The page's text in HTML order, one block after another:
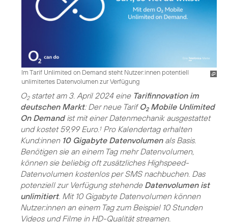
Im Tarif Unlimited on Demand steht Nutzer:innen potentiell
unlimitertes Datenvolumen zur Verfügung
O2startet am 3. April 2024 eine Tarifinnovation im
deutschen Markt: Der neue Tarif O2Mobile Unlimited
On Demandist mit einer Datenmechanik ausgestattet
und kostet 59,99 Euro. 1Pro Kalendertag erhalten
Kund:innen 10 Gigabyte Datenvolumenals Basis.
Benötigen sie an einem Tag mehr Datenvolumen,
können sie beliebig oft zusätzliches Highspeed-
Datenvolumen kostenlos per SMS nachbuchen. Das
potenziell zur Verfügung stehende Datenvolumen ist
unlimitiert. Mit 10 Gigabyte Datenvolumen können
Nutzer:innen an einem Tag zum Beispiel 10 Stunden
Videos und Filme in HD-Qualität streamen.